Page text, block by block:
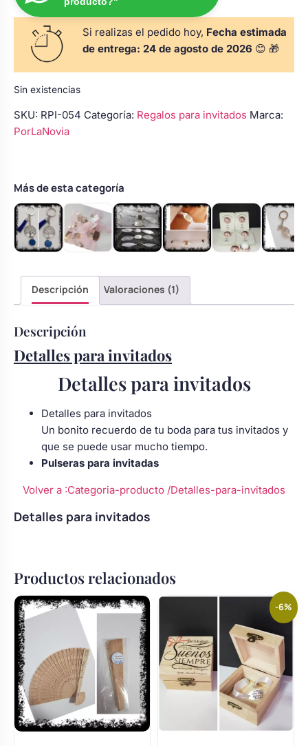
para arras
alianzas
porta alianzas
y pala tarta
personalizadas
Rasca y Gana para Comunión:
Detalles de comunión para invitados
Bolsos personalizados
Neceseres personalizados
Otros regalos
Si realizas el pedido hoy, Fecha estimada
de entrega: 24 de agosto de 2026 😊 🎁
Sin existencias
SKU: RPI-054 Categoría: Regalos para invitados Marca:
PorLaNovia
Más de esta categoría
Descripción Valoraciones (1)
Descripción
Detalles para invitados
Detalles para invitados
Detalles para invitados
Un bonito recuerdo de tu boda para tus invitados y
que se puede usar mucho tiempo.
Pulseras para invitadas
Volver a :Categoria-producto /Detalles-para-invitados
Detalles para invitados
Productos relacionados
-6%